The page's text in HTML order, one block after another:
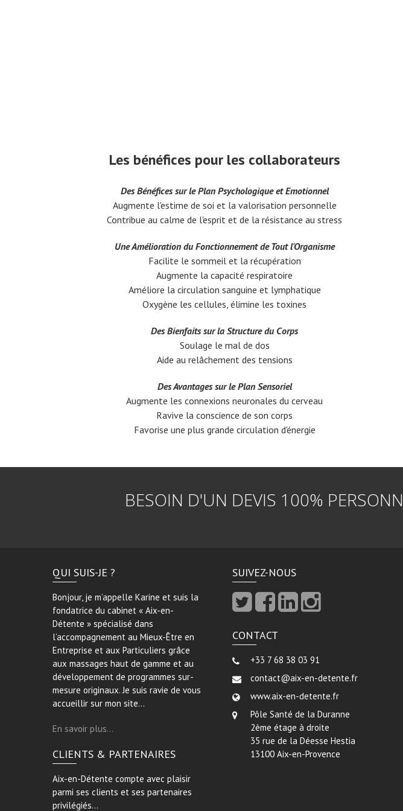
Les bénéfices pour les collaborateurs
Des Bénéfices sur le Plan Psychologique et Emotionnel
Augmente l'estime de soi et la valorisation personnelle
Contribue au calme de l'esprit et de la résistance au stress
Une Amélioration du Fonctionnement de Tout l'Organisme
Facilite le sommeil et la récupération
Augmente la capacité respiratoire
Améliore la circulation sanguine et lymphatique
Oxygène les cellules, élimine les toxines
Des Bienfaits sur la Structure du Corps
Soulage le mal de dos
Aide au relâchement des tensions
Des Avantages sur le Plan Sensoriel
Augmente les connexions neuronales du cerveau
Ravive la conscience de son corps
Favorise une plus grande circulation d'énergie
BESOIN D'UN DEVIS 100%
QUI SUIS-JE ?
Bonjour, je m’appelle Karine et suis la
fondatrice du cabinet « Aix-en-
Détente » spécialisé dans
l’accompagnement au Mieux-Être en
Entreprise et aux Particuliers grâce
aux massages haut de gamme et au
développement de programmes sur-
mesure originaux. Je suis ravie de vous
accueillir sur mon site…
En savoir plus…
CLIENTS & PARTENAIRES
Aix-en-Détente compte avec plaisir
parmi ses clients et ses partenaires
privilégiés…
SUIVEZ-NOUS
CONTACT
+33 7 68 38 03 91
contact@aix-en-detente.fr
www.aix-en-detente.fr
Pôle Santé de la Duranne
2ème étage à droite
35 rue de la Déesse Hestia
13100 Aix-en-Provence